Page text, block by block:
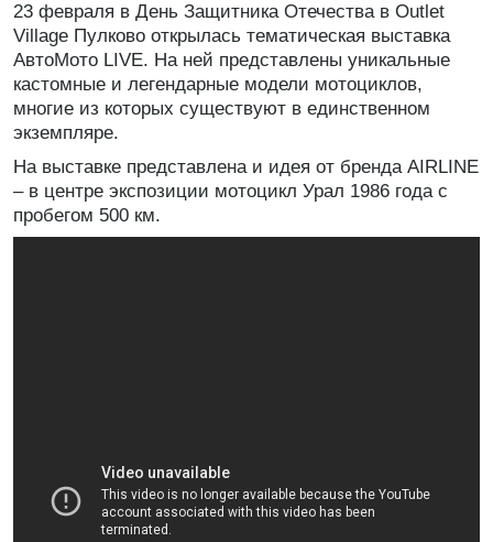
23 февраля в День Защитника Отечества в Outlet
Village Пулково открылась тематическая выставка
АвтоМото LIVE. На ней представлены уникальные
кастомные и легендарные модели мотоциклов,
многие из которых существуют в единственном
экземпляре.
На выставке представлена и идея от бренда AIRLINE
– в центре экспозиции мотоцикл Урал 1986 года с
пробегом 500 км.